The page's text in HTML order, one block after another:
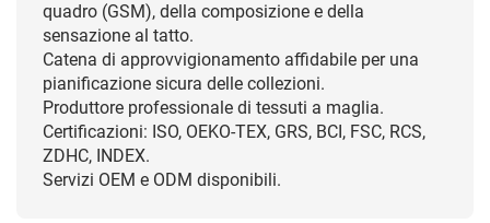
quadro (GSM), della composizione e della
sensazione al tatto.
Catena di approvvigionamento affidabile per una
pianificazione sicura delle collezioni.
Produttore professionale di tessuti a maglia.
Certificazioni: ISO, OEKO-TEX, GRS, BCI, FSC, RCS,
ZDHC, INDEX.
Servizi OEM e ODM disponibili.